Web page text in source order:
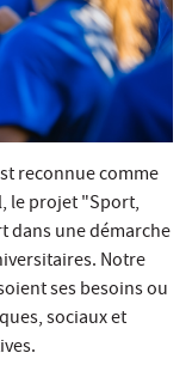
reconnue comme
le projet "Sport,
dans une démarche
Notre
ses besoins ou
sociaux et